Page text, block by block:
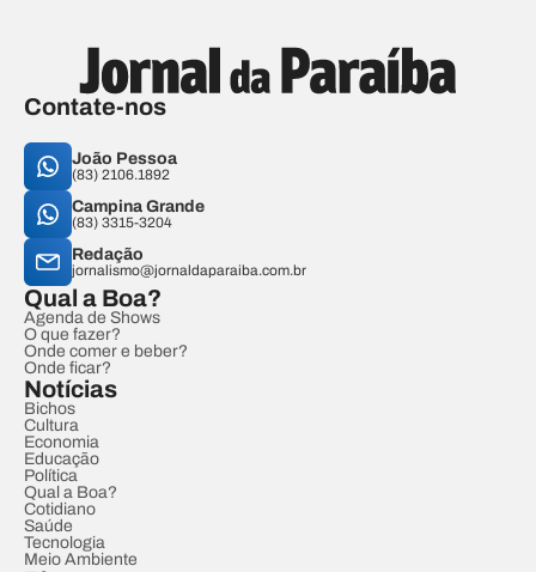
Contate-nos
João Pessoa
(83) 2106.1892
Campina Grande
(83) 3315-3204
Redação
jornalismo@jornaldaparaiba.com.br
Qual a Boa?
Agenda de Shows
O que fazer?
Onde comer e beber?
Onde ficar?
Notícias
Bichos
Cultura
Economia
Educação
Política
Qual a Boa?
Cotidiano
Saúde
Tecnologia
Meio Ambiente